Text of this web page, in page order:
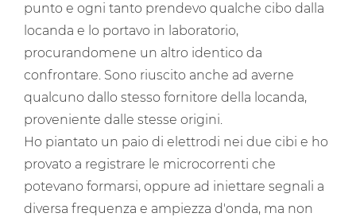
punto e ogni tanto prendevo qualche cibo dalla
locanda e lo portavo in laboratorio,
procurandomene un altro identico da
confrontare. Sono riuscito anche ad averne
qualcuno dallo stesso fornitore della locanda,
proveniente dalle stesse origini.
Ho piantato un paio di elettrodi nei due cibi e ho
provato a registrare le microcorrenti che
potevano formarsi, oppure ad iniettare segnali a
diversa frequenza e ampiezza d'onda, ma non